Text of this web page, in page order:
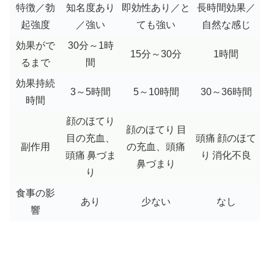
特徴／勃
起強度
知名度あり
／強い
即効性あり／と
ても強い
長時間効果／
自然な感じ
効果がで
るまで
30分～1時
間
15分～30分 1時間
効果持続
時間
3～5時間 5～10時間 30～36時間
副作用
顔のほてり
目の充血、
頭痛 鼻づま
り
顔のほてり 目
の充血、頭痛
鼻づまり
頭痛 顔のほて
り 消化不良
食事の影
響
あり 少ない なし